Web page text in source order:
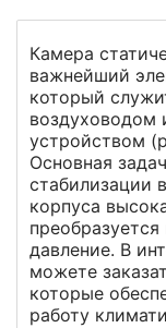
Камера
важнейший
который
воздуховодом
устройством
Основная
стабилизации
корпуса
давление. В
можете
которые
работу